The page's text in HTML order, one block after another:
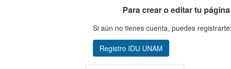
Para crear o editar tu
Si aún no tienes cuenta, puedes registrarte:
Registro IDU UNAM